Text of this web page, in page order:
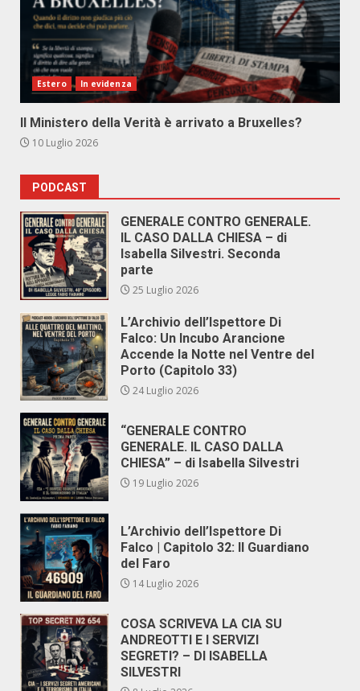
Estero In evidenza
Il Ministero della Verità è arrivato a Bruxelles?
10 Luglio 2026
PODCAST
GENERALE CONTRO GENERALE.
IL CASO DALLA CHIESA – di
Isabella Silvestri. Seconda
parte
25 Luglio 2026
L’Archivio dell’Ispettore Di
Falco: Un Incubo Arancione
Accende la Notte nel Ventre del
Porto (Capitolo 33)
24 Luglio 2026
“GENERALE CONTRO
GENERALE. IL CASO DALLA
CHIESA” – di Isabella Silvestri
19 Luglio 2026
L’Archivio dell’Ispettore Di
Falco | Capitolo 32: Il Guardiano
del Faro
14 Luglio 2026
COSA SCRIVEVA LA CIA SU
ANDREOTTI E I SERVIZI
SEGRETI? – DI ISABELLA
SILVESTRI